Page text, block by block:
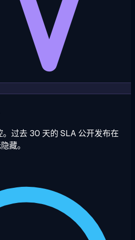
。过去 30 天的 SLA 公开发布在
藏。